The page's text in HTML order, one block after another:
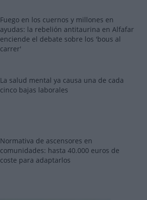
Fuego en los cuernos y millones en
ayudas: la rebelión antitaurina en Alfafar
enciende el debate sobre los 'bous al
carrer'
La salud mental ya causa una de cada
cinco bajas laborales
Normativa de ascensores en
comunidades: hasta 40.000 euros de
coste para adaptarlos